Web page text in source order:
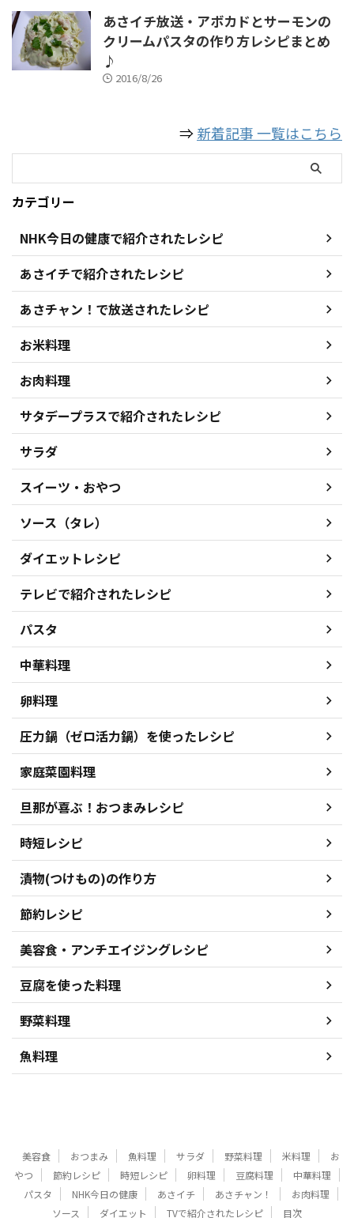
あさイチ放送・アボカドとサーモンの
クリームパスタの作り方レシピまとめ
♪
2016/8/26
⇒新着記事 一覧はこちら
カテゴリー
NHK今日の健康で紹介されたレシピ
あさイチで紹介されたレシピ
あさチャン！で放送されたレシピ
お米料理
お肉料理
サタデープラスで紹介されたレシピ
サラダ
スイーツ・おやつ
ソース（タレ）
ダイエットレシピ
テレビで紹介されたレシピ
パスタ
中華料理
卵料理
圧力鍋（ゼロ活力鍋）を使ったレシピ
家庭菜園料理
旦那が喜ぶ！おつまみレシピ
時短レシピ
漬物(つけもの)の作り方
節約レシピ
美容食・アンチエイジングレシピ
豆腐を使った料理
野菜料理
魚料理
美容食 おつまみ 魚料理 サラダ 野菜料理 米料理
お
やつ
節約レシピ 時短レシピ 卵料理 豆腐料理
中華料理
パスタ
NHK今日の健康 あさイチ あさチャン！
お肉料理
ソース
ダイエット TVで紹介されたレシピ 目次